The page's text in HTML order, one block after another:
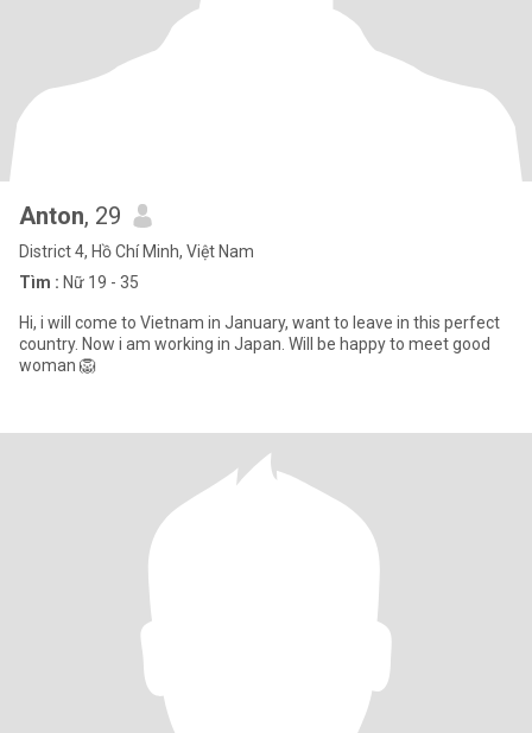
Anton, 29
District 4, Hồ Chí Minh, Việt Nam
Tìm : Nữ 19 - 35
Hi, i will come to Vietnam in January, want to leave in this perfect
country. Now i am working in Japan. Will be happy to meet good
woman 🦁